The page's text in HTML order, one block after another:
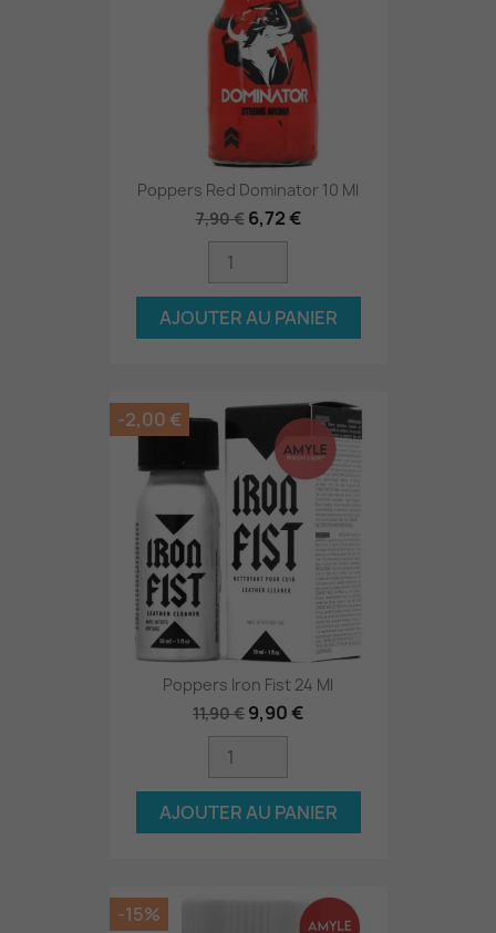
Poppers Red Dominator 10 Ml
7,90 € 6,72 €
AJOUTER AU PANIER
Poppers Iron Fist 24 Ml
11,90 € 9,90 €
AJOUTER AU PANIER
-2,00 €
-15%